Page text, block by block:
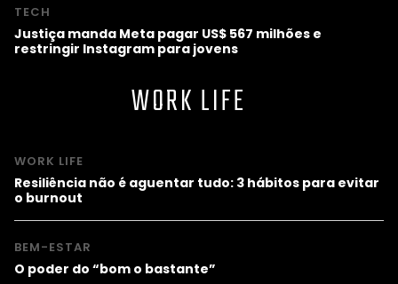
TECH
Justiça manda Meta pagar US$ 567 milhões e
restringir Instagram para jovens
WORK LIFE
WORK LIFE
Resiliência não é aguentar tudo: 3 hábitos para evitar
o burnout
BEM-ESTAR
O poder do “bom o bastante”